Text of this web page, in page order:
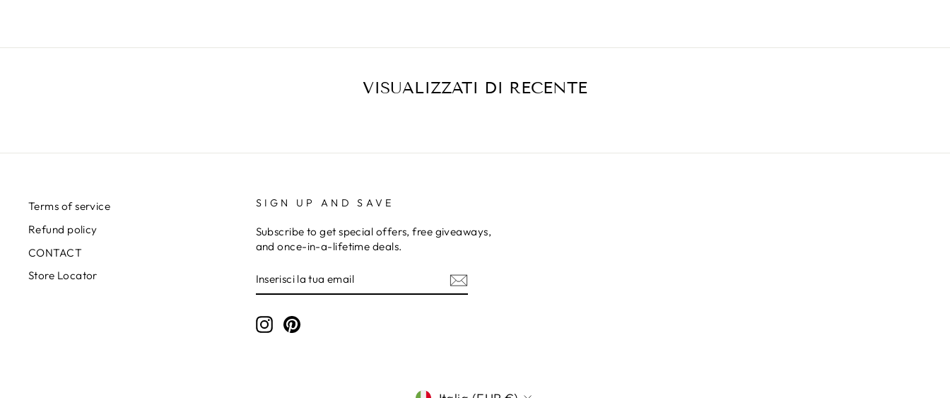
VISUALIZZATI DI RECENTE
Terms of service
Refund policy
CONTACT
Store Locator
SIGN UP AND SAVE
Subscribe to get special offers, free giveaways,
and once-in-a-lifetime deals.
LA
TUA
InstagramPinterest